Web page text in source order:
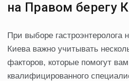
на Правом берегу
При выборе гастроэнтеролога
Киева важно учитывать
факторов, которые помогут
квалифицированного